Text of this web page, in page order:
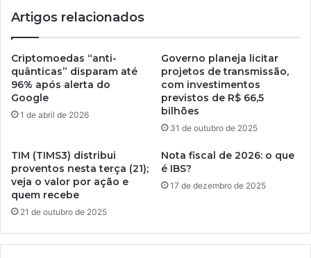
Artigos relacionados
Criptomoedas “anti-
quânticas” disparam até
96% após alerta do
Google
1 de abril de 2026
Governo planeja licitar
projetos de transmissão,
com investimentos
previstos de R$ 66,5
bilhões
31 de outubro de 2025
TIM (TIMS3) distribui
proventos nesta terça (21);
veja o valor por ação e
quem recebe
21 de outubro de 2025
Nota fiscal de 2026: o que
é IBS?
17 de dezembro de 2025